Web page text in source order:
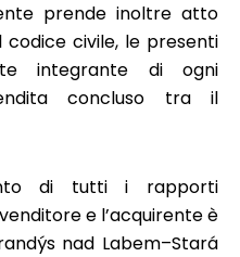
prende inoltre atto
codice civile, le presenti
integrante di ogni
concluso tra il
di tutti i rapporti
e l’acquirente è
nad Labem–Stará